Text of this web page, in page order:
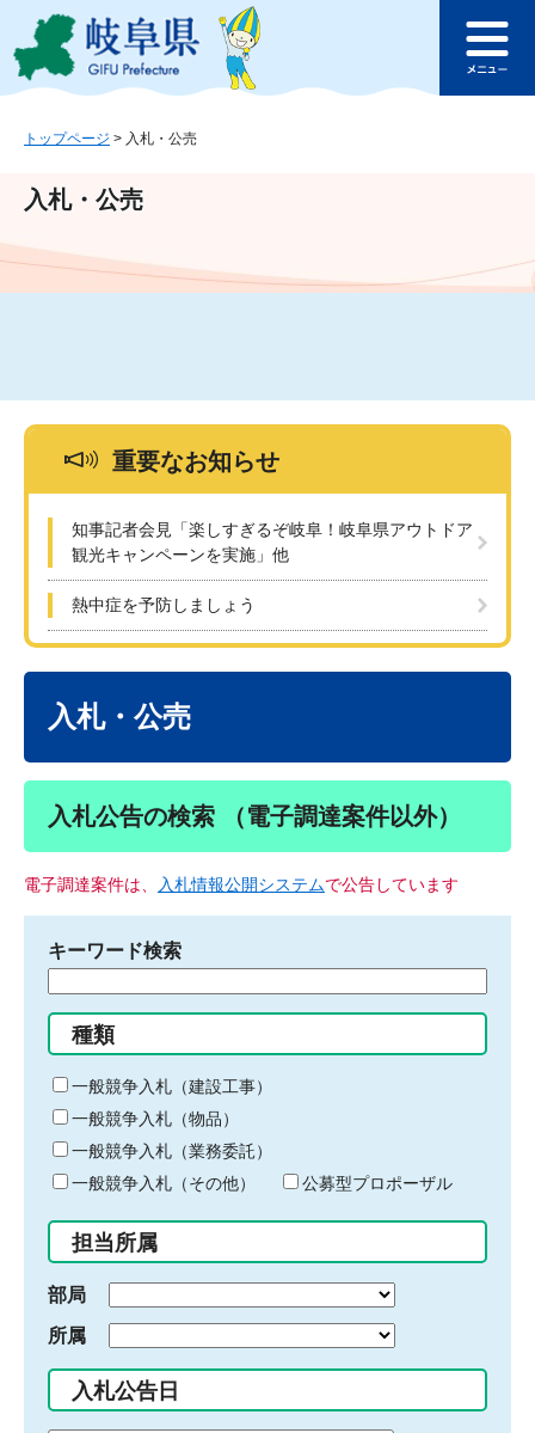
ジ
ュ
文
このページの本文へ
ュ
トップページ > 入札・公売
入札・公売
重要なお知らせ
知事記者会見「楽しすぎるぞ岐阜！岐阜県アウトドア
観光キャンペーンを実施」他
熱中症を予防しましょう
入札・公売
入札公告の検索 （電子調達案件以外）
電子調達案件は、 入札情報公開システムで公告しています
キーワード検索
る
キ
ー
ワ
ー
ド
入
力
種類
一般競争入札（建設工事）
一般競争入札（物品）
一般競争入札（業務委託）
一般競争入札（その他）
公募型プロポーザル
担当所属
部局
所属
入札公告日